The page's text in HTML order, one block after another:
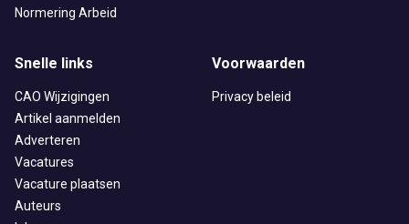
Normering Arbeid
Snelle links
CAO Wijzigingen
Artikel aanmelden
Adverteren
Vacatures
Vacature plaatsen
Auteurs
Voorwaarden
Privacy beleid